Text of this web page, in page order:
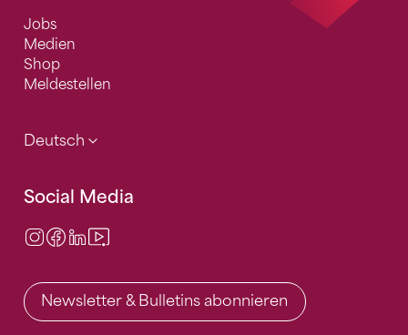
Jobs
Medien
Shop
Meldestellen
Deutsch
Social Media
Instagram
Facebook
LinkedIn
Newsletter & Bulletins abonnieren